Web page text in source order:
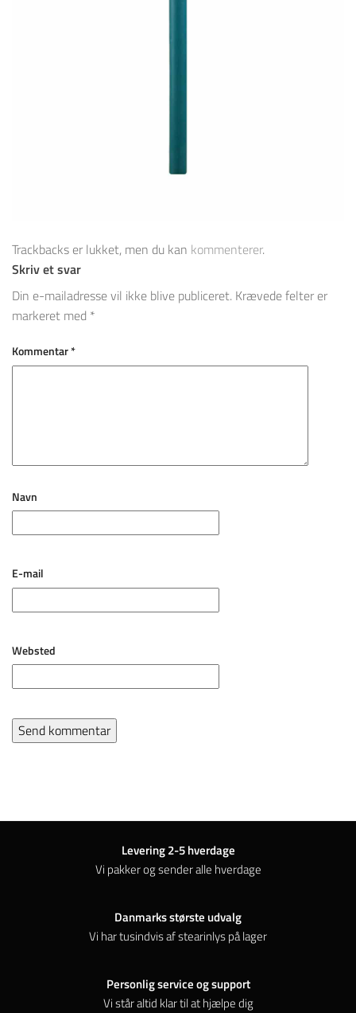
Trackbacks er lukket, men du kan kommenterer.
Skriv et svar
Din e-mailadresse vil ikke blive publiceret. Krævede felter er
markeret med *
Kommentar*
Navn
E-mail
Websted
Levering 2-5 hverdage
Vi pakker og sender alle hverdage
Danmarks største udvalg
Vi har tusindvis af stearinlys på lager
Personlig service og support
Vi står altid klar til at hjælpe dig